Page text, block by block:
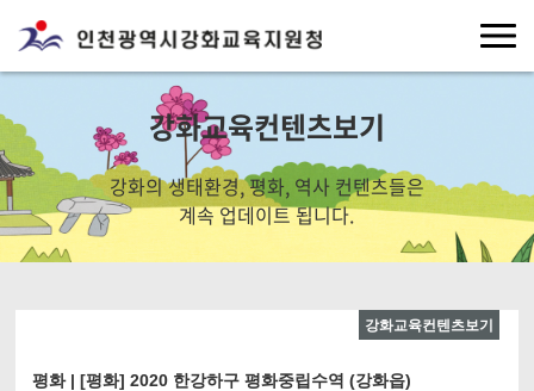
강화교육컨텐츠보기
강화의 생태환경, 평화, 역사 컨텐츠들은
계속 업데이트 됩니다.
강화교육컨텐츠보기
평화 | [평화] 2020 한강하구 평화중립수역 (강화읍)